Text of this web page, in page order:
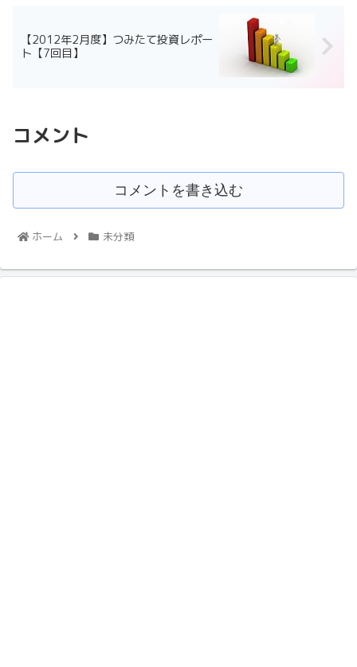
【2012年2月度】つみたて投資レポー
ト【7回目】
コメント
コメントを書き込む
ホーム 未分類